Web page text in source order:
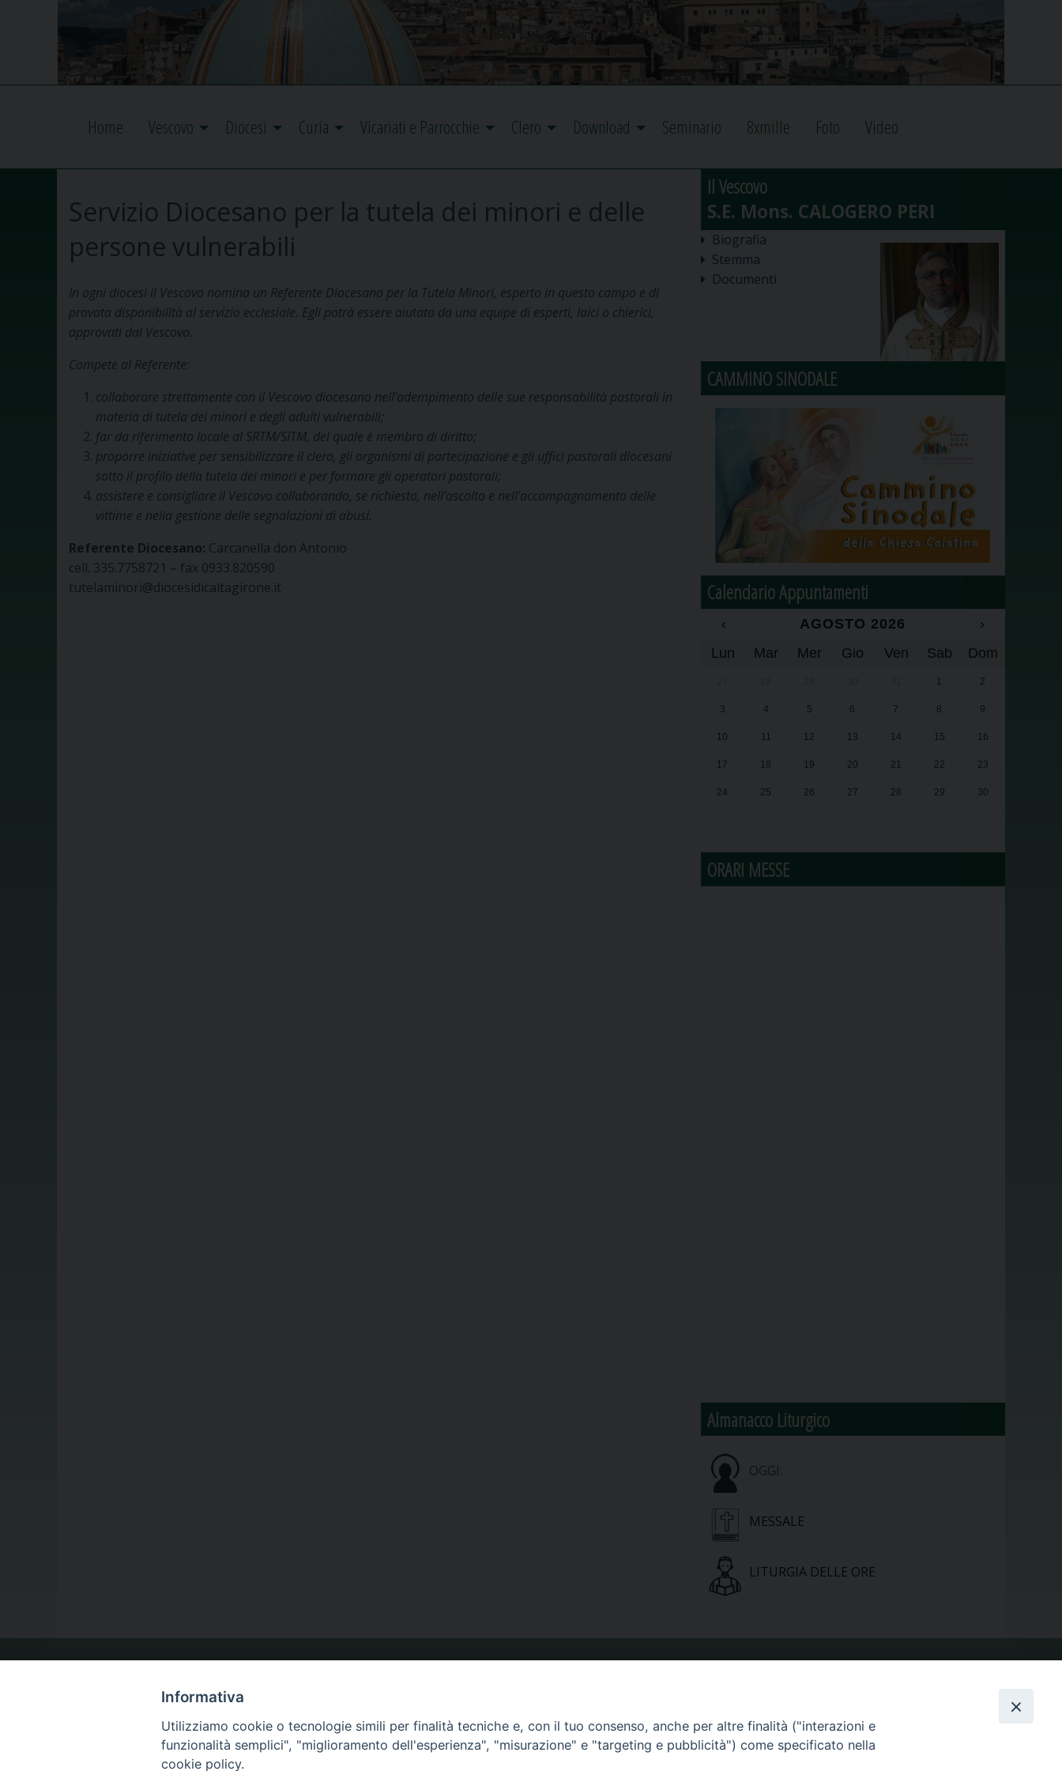
Home Vescovo Diocesi Curia Vicariati e Parrocchie Clero Download Seminario 8xmille Foto Video
Servizio Diocesano per la tutela dei minori e delle
persone vulnerabili
In ogni diocesi il Vescovo nomina un Referente Diocesano per la Tutela Minori, esperto in questo campo e di
provata disponibilità al servizio ecclesiale. Egli potrà essere aiutato da una equipe di esperti, laici o chierici,
approvati dal Vescovo.
Compete al Referente:
collaborare strettamente con il Vescovo diocesano nell’adempimento delle sue responsabilità pastorali in
materia di tutela dei minori e degli adulti vulnerabili;
far da riferimento locale al SRTM/SITM, del quale è membro di diritto;
proporre iniziative per sensibilizzare il clero, gli organismi di partecipazione e gli uffici pastorali diocesani
sotto il profilo della tutela dei minori e per formare gli operatori pastorali;
assistere e consigliare il Vescovo collaborando, se richiesto, nell’ascolto e nell’accompagnamento delle
vittime e nella gestione delle segnalazioni di abusi.
Referente Diocesano: Carcanella don Antonio
cell. 335.7758721 – fax 0933.820590
tutelaminori@diocesidicaltagirone.it
Il Vescovo
Biografia
Stemma
Documenti
CAMMINO SINODALE
Calendario Appuntamenti
‹ AGOSTO 2026
›
Lun
Mar Mer Gio Ven Sab Dom
1 2
3 4 5 6 7 8 9
10 11 12 13 14 15 16
17 18 19 20 21 22 23
24 25 26 27 28 29 30
ORARI MESSE
Almanacco Liturgico
OGGI:
MESSALE
LITURGIA DELLE ORE
LA NOSTRA DIOCESI
IL VESCOVO
CALENDARIO PASTORALE
PHOTOGALLERY
Informativa
Utilizziamo cookie o tecnologie simili per finalità tecniche e, con il tuo consenso, anche per altre finalità ("interazioni e
funzionalità semplici", "miglioramento dell'esperienza", "misurazione" e "targeting e pubblicità") come specificato nella
cookie policy.